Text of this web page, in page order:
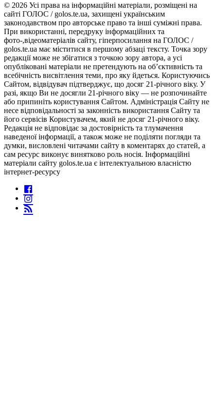
© 2026 Усі права на інформаційні матеріали, розміщені на
сайті ГОЛОС / golos.te.ua, захищені українським
законодавством про авторське право та інші суміжні права.
При використанні, передруку інформаційних та
фото-,відеоматеріалів сайту, гіперпосилання на ГОЛОС /
golos.te.ua має міститися в першому абзаці тексту. Точка зору
редакції може не збігатися з точкою зору автора, а усі
опубліковані матеріали не претендують на об’єктивність та
всебічність висвітлення теми, про яку йдеться. Користуючись
Сайтом, відвідувач підтверджує, що досяг 21-річного віку. У
разі, якщо Ви не досягли 21-річного віку — не розпочинайте
або припиніть користування Сайтом. Адміністрація Сайту не
несе відповідальності за законність використання Сайту та
його сервісів Користувачем, який не досяг 21-річного віку.
Редакція не відповідає за достовірність та тлумачення
наведеної інформації, а також може не поділяти погляди та
думки, висловлені читачами сайту в коментарях до статей, а
сам ресурс виконує винятково роль носія. Інформаційні
матеріали сайту golos.te.ua є інтелектуальною власністю
інтернет-ресурсу